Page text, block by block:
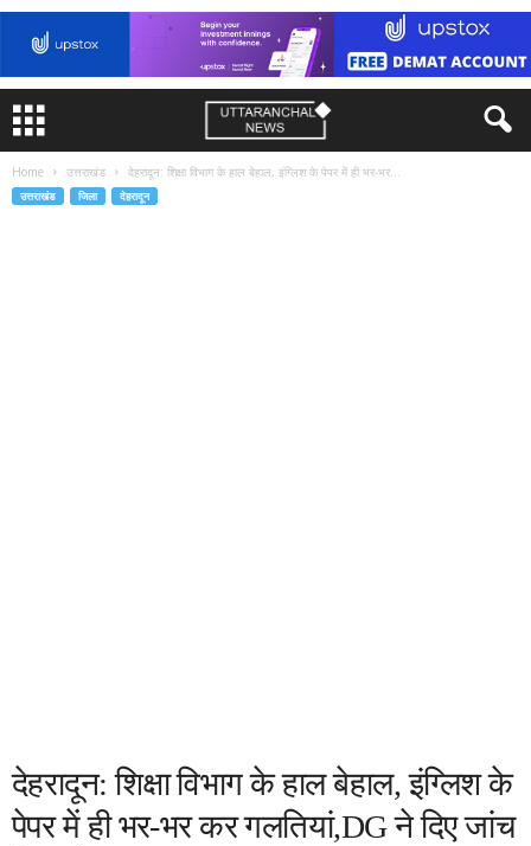
Home उत्तराखंड देहरादून: शिक्षा विभाग के हाल बेहाल, इंग्लिश के पेपर में ही भर-भर...
उत्तराखंड जिला देहरादून
देहरादून: शिक्षा विभाग के हाल बेहाल, इंग्लिश के
पेपर में ही भर-भर कर गलतियां,DG ने दिए जांच